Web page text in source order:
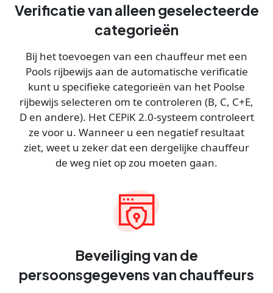
Verificatie van alleen geselecteerde
categorieën
Bij het toevoegen van een chauffeur met een
Pools rijbewijs aan de automatische verificatie
kunt u specifieke categorieën van het Poolse
rijbewijs selecteren om te controleren (B, C, C+E,
D en andere). Het CEPiK 2.0-systeem controleert
ze voor u. Wanneer u een negatief resultaat
ziet, weet u zeker dat een dergelijke chauffeur
de weg niet op zou moeten gaan.
Beveiliging van de
persoonsgegevens van chauffeurs